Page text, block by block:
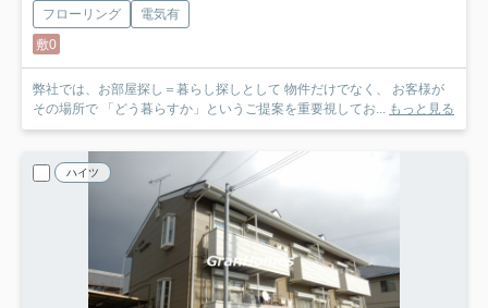
フローリング
電気有
敷0
弊社では、お部屋探し＝暮らし探しとして 物件だけでなく、 お客様が
その場所で 「どう暮らすか」というご提案を重要視してお... もっと見る
ハイツ